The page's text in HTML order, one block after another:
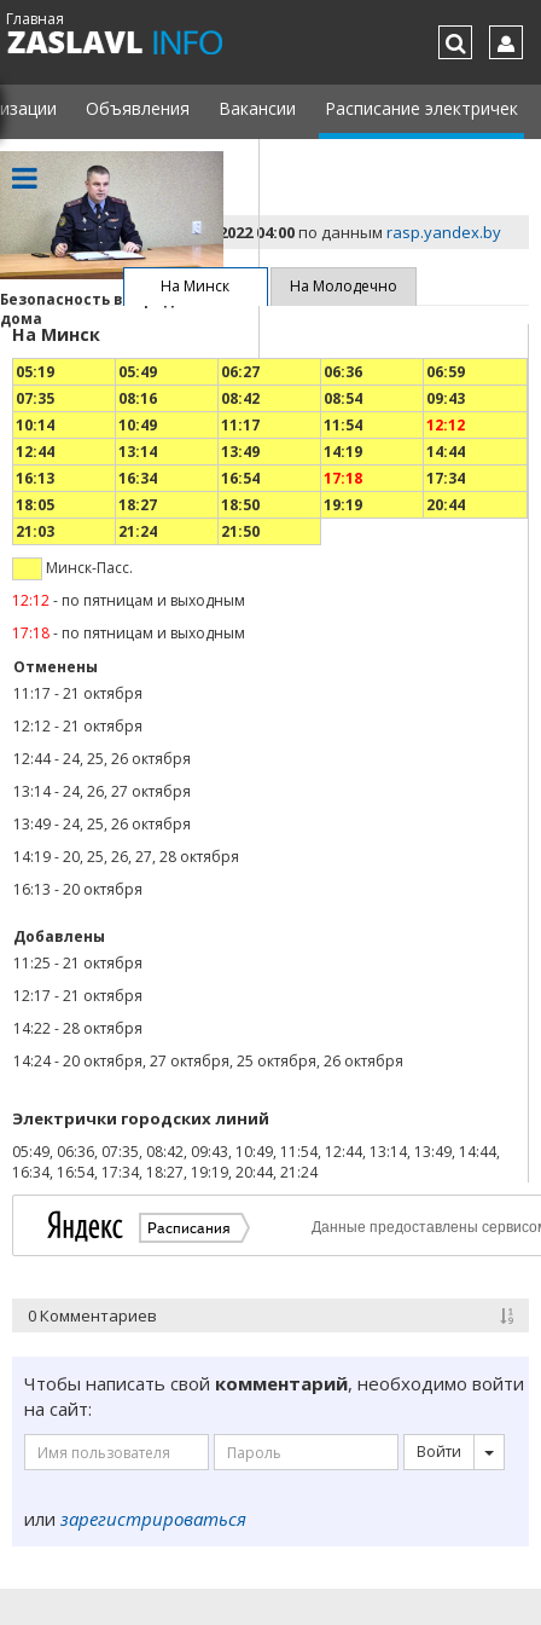
Главная
Объявления Вакансии Расписание электричек
Безопасность в городе и
дома
Заславль празднует День
Беларус…
Крыжовка
Обновлено20 Октября 2022 04:00по данным rasp.yandex.by
На Минск На Молодечно
На Минск
05:19 05:49 06:27 06:36
06:59
07:35
08:16 08:42 08:54
09:43
10:14
10:49 11:17 11:54
12:12
12:44
13:14 13:49 14:19
14:44
16:13
16:34 16:54 17:18
17:34
18:05
18:27 18:50 19:19
20:44
21:03
21:24
21:50
Минск-Пасс.
12:12- по пятницам и выходным
17:18- по пятницам и выходным
Отменены
11:17 -21 октября
12:12-21 октября
12:44-24, 25, 26 октября
13:14-24, 26, 27 октября
13:49-24, 25, 26 октября
14:19-20, 25, 26, 27, 28 октября
16:13 -20 октября
Добавлены
11:25 -21 октября
12:17 -21 октября
14:22-28 октября
14:24-20 октября, 27 октября, 25 октября, 26 октября
Электрички городских линий
05:49, 06:36, 07:35, 08:42, 09:43, 10:49, 11:54, 12:44, 13:14, 13:49, 14:44,
16:34, 16:54, 17:34, 18:27, 19:19, 20:44, 21:24
0 Комментариев
Чтобы написать свой комментарий, необходимо войти
на сайт:
Войти
или зарегистрироваться